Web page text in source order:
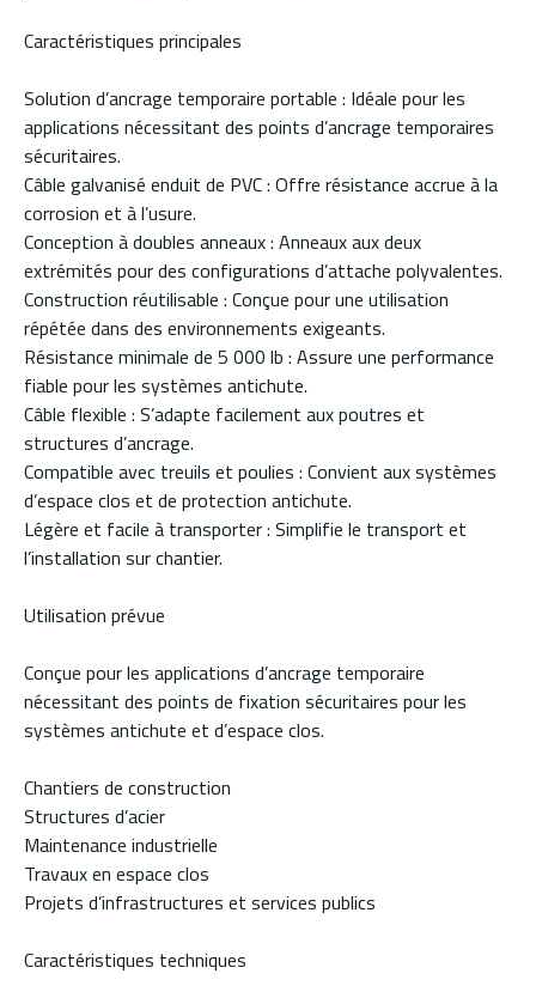
Caractéristiques principales
Solution d’ancrage temporaire portable : Idéale pour les
applications nécessitant des points d’ancrage temporaires
sécuritaires.
Câble galvanisé enduit de PVC : Offre résistance accrue à la
corrosion et à l’usure.
Conception à doubles anneaux : Anneaux aux deux
extrémités pour des configurations d’attache polyvalentes.
Construction réutilisable : Conçue pour une utilisation
répétée dans des environnements exigeants.
Résistance minimale de 5 000 lb : Assure une performance
fiable pour les systèmes antichute.
Câble flexible : S’adapte facilement aux poutres et
structures d’ancrage.
Compatible avec treuils et poulies : Convient aux systèmes
d’espace clos et de protection antichute.
Légère et facile à transporter : Simplifie le transport et
l’installation sur chantier.
Utilisation prévue
Conçue pour les applications d’ancrage temporaire
nécessitant des points de fixation sécuritaires pour les
systèmes antichute et d’espace clos.
Chantiers de construction
Structures d’acier
Maintenance industrielle
Travaux en espace clos
Projets d’infrastructures et services publics
Caractéristiques techniques